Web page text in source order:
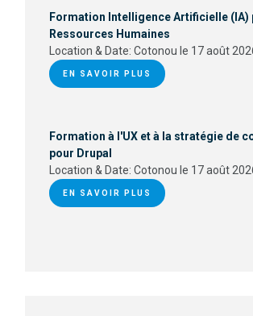
Formation Intelligence Artificielle (IA)
Ressources Humaines
Location & Date: Cotonou le 17 août
EN SAVOIR PLUS
Formation à l'UX et à la stratégie de
pour Drupal
Location & Date: Cotonou le 17 août
EN SAVOIR PLUS